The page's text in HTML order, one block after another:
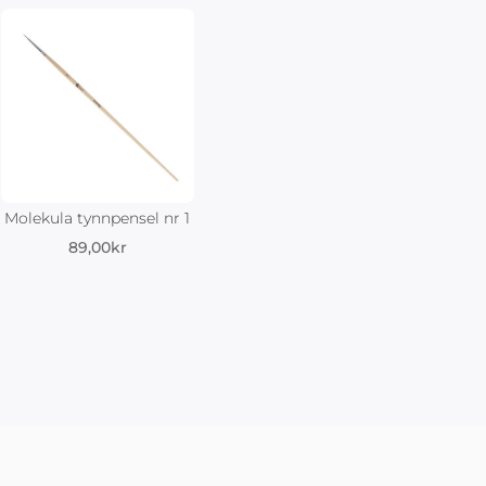
Molekula tynnpensel nr 1
89,00kr